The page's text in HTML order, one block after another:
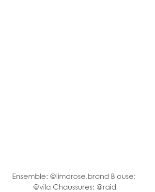
Ensemble: @limorose.brand Blouse:
@vila Chaussures: @raid